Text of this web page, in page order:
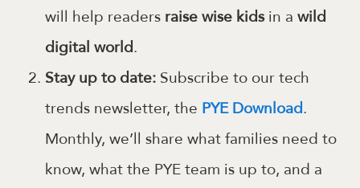
will help readers raise wise kidsin a wild
digital world.
Stay up to date: Subscribe to our tech
trends newsletter, the PYE Download.
Monthly, we’ll share what families need to
know, what the PYE team is up to, and a